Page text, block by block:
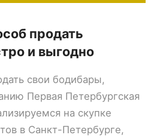
продать
и выгодно
свои бодибары,
Первая Петербургская
на скупке
в Санкт-Петербурге,